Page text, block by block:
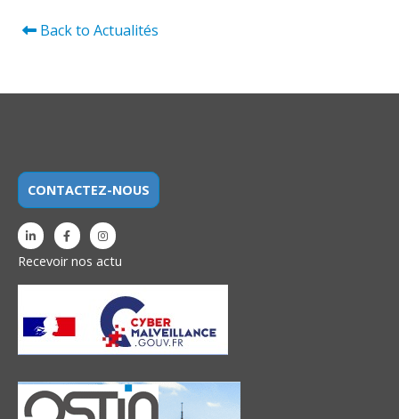
Back to Actualités
CONTACTEZ-NOUS
Recevoir nos actu